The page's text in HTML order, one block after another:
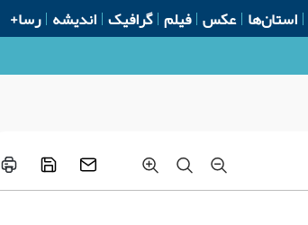
استان‌ها عکس فیلم گرافیک اندیشه رسا+